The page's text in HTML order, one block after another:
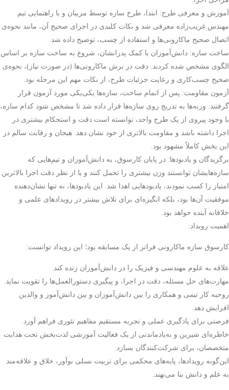
آموزش و معرفی طرح: ابتدا، طرح سازه توسط مربیان و با راهنمایی تیم
مهندس غریب‌زاده معرفی شد و نکات کلیدی در اجرای صحیح آن، مانند نحوه‌ی
اتصال صحیح ماکارونی‌ها و استفاده از چسب، توضیح داده شد.
ساخت سازه: دانش‌آموزان با کمک پدرانشان، شروع به ساخت سازه بر اساس
الگوی مشخص شده کردند. دقت در برش ماکارونی‌ها (در صورت نیاز)، نحوه‌ی
صحیح چسب‌کاری و رعایت جزئیات طرح، از نکات مهم این مرحله بود.
آزمون مقاومت: پس از اتمام ساخت، سازه‌ها یکی‌یکی مورد آزمون قرار
گرفتند. وزنه‌ها به تدریج روی سازه‌ها قرار داده شد تا مشخص شود کدام سازه،
با وجود پیروی از یک طرح واحد، توانسته است دقت و استحکام بیشتری در
اجرا داشته باشد و مقاومت بالاتری از خود نشان دهد. هیجان و رقابت سالم در
این بخش کاملاً مشهود بود.
برگزیدگان و یادبودها: در پایان کارسوق، به دانش‌آموزان و تیم‌هایی که
سازه‌هایشان توانستند وزن بیشتری را تحمل کنند و یا از نظر دقت اجرا بالاترین
امتیاز را کسب نمودند، یادبودهایی اهدا شد. این یادبودها، نه تنها نشان‌دهنده
موفقیت آن‌ها بود، بلکه انگیزه‌ای برای تلاش بیشتر در رویدادهای علمی و
خلاقانه آینده خواهد بود.
اهمیت رویداد:
کارسوق سازه ماکارونی فراتر از یک مسابقه بود؛ این رویداد توانست:
علاقه به علوم مهندسی و فیزیک را در دانش‌آموزان زنده کند.
مهارت‌های حل مسئله، دقت در اجرا، و پیگیری دستورالعمل‌ها را تقویت نماید.
روحیه کار تیمی و همکاری را بین دانش‌آموزان و بین دانش‌آموز و والدین
افزایش دهد.
فرصتی برای یادگیری عملی و تجربه مستقیم مفاهیم تئوری فراهم آورد.
خاطره‌ای شیرین و به‌یادماندنی از یک فعالیت آموزشی لذت‌بخش تحت هدایت
متخصصان، برای شرکت‌کنندگان بسازد.
این‌گونه رویدادها، پایه‌های محکمی برای تربیت نسلی نوآور، خلاق و علاقه‌مند
به علم و دانش بنا می‌نهند.